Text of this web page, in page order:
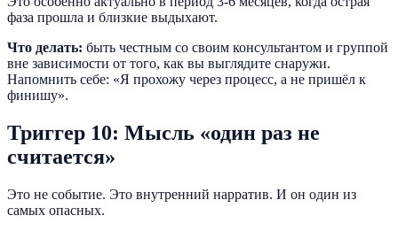
фаза прошла и близкие выдыхают.
Что делать: быть честным со своим консультантом и группой
вне зависимости от того, как вы выглядите снаружи.
Напомнить себе: «Я прохожу через процесс, а не пришёл к
финишу».
Триггер 10: Мысль «один раз не
считается»
Это не событие. Это внутренний нарратив. И он один из
самых опасных.